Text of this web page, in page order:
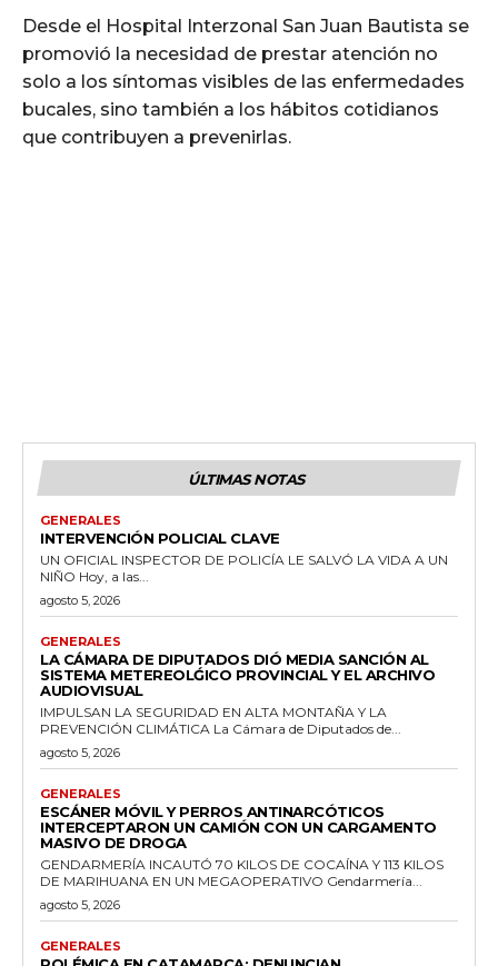
Desde el Hospital Interzonal San Juan Bautista se
promovió la necesidad de prestar atención no
solo a los síntomas visibles de las enfermedades
bucales, sino también a los hábitos cotidianos
que contribuyen a prevenirlas.
ÚLTIMAS NOTAS
GENERALES
INTERVENCIÓN POLICIAL CLAVE
UN OFICIAL INSPECTOR DE POLICÍA LE SALVÓ LA VIDA A UN
NIÑO Hoy, a las...
agosto 5, 2026
GENERALES
LA CÁMARA DE DIPUTADOS DIÓ MEDIA SANCIÓN AL
SISTEMA METEREOLǴICO PROVINCIAL Y EL ARCHIVO
AUDIOVISUAL
IMPULSAN LA SEGURIDAD EN ALTA MONTAÑA Y LA
PREVENCIÓN CLIMÁTICA La Cámara de Diputados de...
agosto 5, 2026
GENERALES
ESCÁNER MÓVIL Y PERROS ANTINARCÓTICOS
INTERCEPTARON UN CAMIÓN CON UN CARGAMENTO
MASIVO DE DROGA
GENDARMERÍA INCAUTÓ 70 KILOS DE COCAÍNA Y 113 KILOS
DE MARIHUANA EN UN MEGAOPERATIVO Gendarmería...
agosto 5, 2026
GENERALES